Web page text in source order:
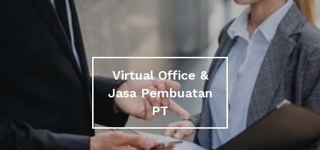
Virtual Office &
Jasa Pembuatan
PT